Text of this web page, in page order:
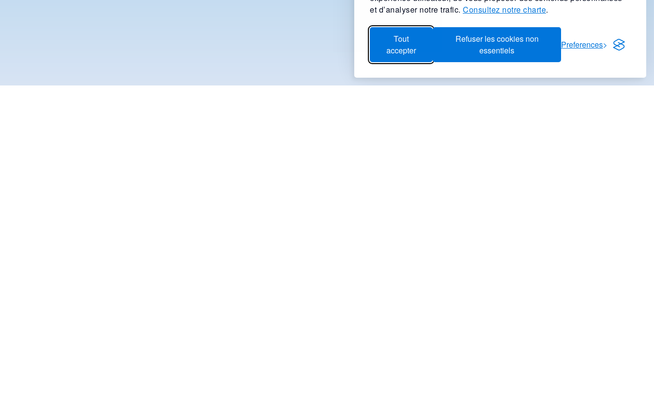
et d’analyser notre trafic. Consultez notre charte.
Tout
accepter
Refuser les cookies non
essentiels
Preferences